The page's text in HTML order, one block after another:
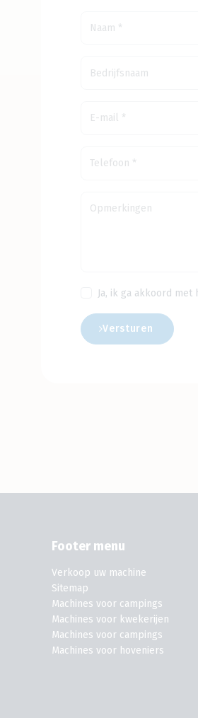
Ja, ik ga akkoord met
Versturen
Footer menu
Verkoop uw machine
Sitemap
Machines voor campings
Machines voor kwekerijen
Machines voor campings
Machines voor hoveniers